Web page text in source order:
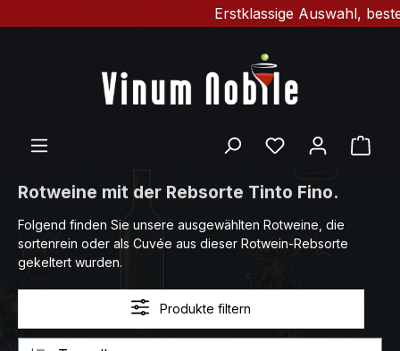
Erstklassige Auswahl,
Du hast 0
Rotweine mit der Rebsorte Tinto Fino.
Folgend finden Sie unsere ausgewählten Rotweine, die
sortenrein oder als Cuvée aus dieser Rotwein-Rebsorte
gekeltert wurden.
Produkte filtern